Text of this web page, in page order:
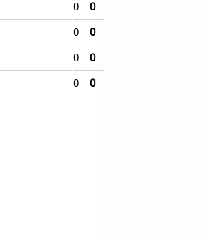
0 0
0 0
0 0
0 0